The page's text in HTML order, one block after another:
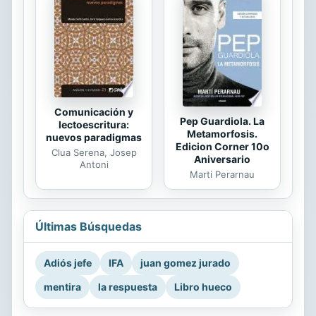
Comunicación y
lectoescritura:
nuevos paradigmas
Clua Serena, Josep
Antoni
Pep Guardiola. La
Metamorfosis.
Edicion Corner 10o
Aniversario
Marti Perarnau
Últimas Búsquedas
Adiós jefe IFA
juan gomez jurado
mentira
la respuesta Libro hueco